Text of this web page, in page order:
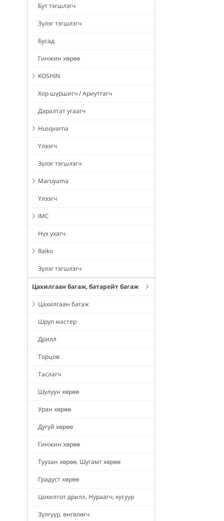
Бут тэгшлэгч
Зүлэг тэгшлэгч
Бусад
Гинжин хөрөө
KOSHIN
Хор шүршигч / Ариутгагч
Даралтат угаагч
Husqvarna
Үлээгч
Зүлэг тэгшлэгч
Maruyama
Үлээгч
IMC
Нүх ухагч
Raiko
Зүлэг тэгшлэгч
Цахилгаан багаж, батарейт багаж
Цахилгаан багаж
Шруп мастер
Дрилл
Торцов
Таслагч
Шулуун хөрөө
Уран хөрөө
Дугуй хөрөө
Гинжин хөрөө
Туузан хөрөө, Шугамт хөрөө
Градуст хөрөө
Цохилтот дрилл, Нураагч, хусуур
Зүлгүүр, өнгөлөгч